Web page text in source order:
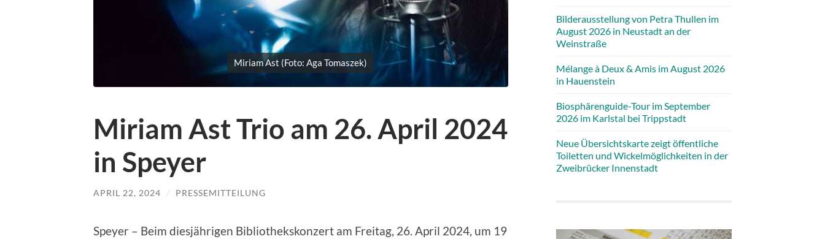
Miriam Ast (Foto: Aga Tomaszek)
Miriam Ast Trio am 26. April 2024
in Speyer
APRIL 22, 2024 / PRESSEMITTEILUNG
Speyer – Beim diesjährigen Bibliothekskonzert am Freitag, 26. April 2024, um 19
Bilderausstellung von Petra Thullen im
August 2026 in Neustadt an der
Weinstraße
Mélange à Deux & Amis im August 2026
in Hauenstein
Biosphärenguide-Tour im September
2026 im Karlstal bei Trippstadt
Neue Übersichtskarte zeigt öffentliche
Toiletten und Wickelmöglichkeiten in der
Zweibrücker Innenstadt